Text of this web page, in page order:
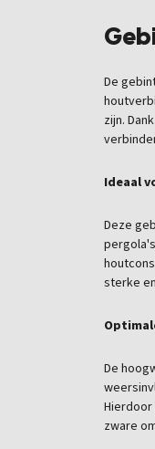
De
zijn.
Ideaal
Deze
sterke
De
zware